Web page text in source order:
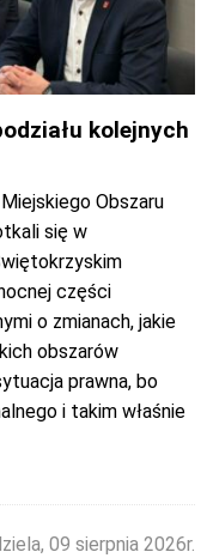
kolejnych
Obszaru
się w
części
o zmianach, jakie
obszarów
prawna, bo
i takim właśnie
09 sierpnia 2026r.